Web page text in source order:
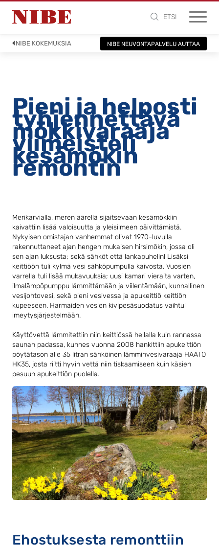
ETSI
NIBE KOKEMUKSIA NIBE NEUVONTAPALVELU AUTTAA
Pieni ja helposti
tyhjennettävä
mökkivaraaja
viimeisteli
kesämökin
remontin
Merikarvialla, meren äärellä sijaitsevaan kesämökkiin
kaivattiin lisää valoisuutta ja yleisilmeen päivittämistä.
Nykyisen omistajan vanhemmat olivat 1970-luvulla
rakennuttaneet ajan hengen mukaisen hirsimökin, jossa oli
sen ajan luksusta; sekä sähköt että lankapuhelin! Lisäksi
keittiöön tuli kylmä vesi sähköpumpulla kaivosta. Vuosien
varrella tuli lisää mukavuuksia; uusi kamari vieraita varten,
ilmalämpöpumppu lämmittämään ja viilentämään, kunnallinen
vesijohtovesi, sekä pieni vesivessa ja apukeittiö keittiön
kupeeseen. Harmaiden vesien kivipesäsuodatus vaihtui
imeytysjärjestelmään.
Käyttövettä lämmitettiin niin keittiössä hellalla kuin rannassa
saunan padassa, kunnes vuonna 2008 hankittiin apukeittiön
pöytätason alle 35 litran sähköinen lämminvesivaraaja HAATO
HK35, josta riitti hyvin vettä niin tiskaamiseen kuin käsien
pesuun apukeittiön puolella.
Ehostuksesta remonttiin